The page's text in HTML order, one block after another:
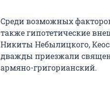
Среди возможных
также гипотетические
Никиты Небылицкого,
дважды приезжали
армяно-григорианский.